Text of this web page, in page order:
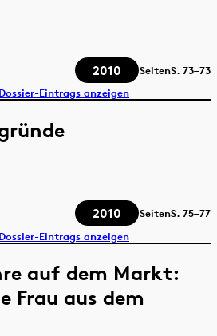
2010 SeitenS. 73–73
Eintrags anzeigen
2010 SeitenS. 75–77
Eintrags anzeigen
auf dem Markt:
Frau aus dem